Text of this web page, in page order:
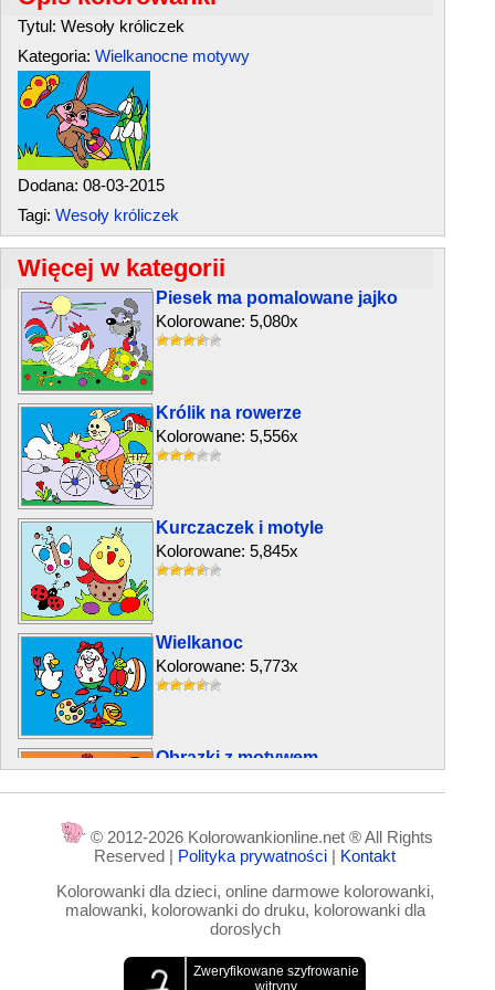
Tytul: Wesoły króliczek
Kategoria: Wielkanocne motywy
Dodana: 08-03-2015
Tagi: Wesoły króliczek
Więcej w kategorii
Piesek ma pomalowane jajko
Kolorowane: 5,080x
Królik na rowerze
Kolorowane: 5,556x
Kurczaczek i motyle
Kolorowane: 5,845x
Wielkanoc
Kolorowane: 5,773x
Obrazki z motywem
Kolorowane: 4,650x
© 2012-2026 Kolorowankionline.net ® All Rights
Reserved | Polityka prywatności | Kontakt
Kolorowanki dla dzieci, online darmowe kolorowanki,
malowanki, kolorowanki do druku, kolorowanki dla
doroslych